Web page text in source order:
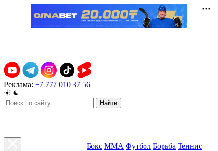
Реклама: +7 777 010 37 56
Найти
Бокс ММА Футбол Борьба Теннис